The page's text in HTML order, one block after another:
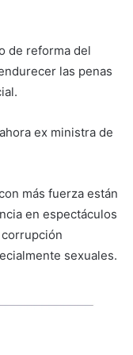
de reforma del
las penas
ex ministra de
más fuerza están
en espectáculos
sexuales.